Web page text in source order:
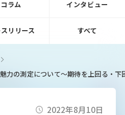
コラム インタビュー
リリース すべて
の測定について～期待を上回る・下
2022年8月10日